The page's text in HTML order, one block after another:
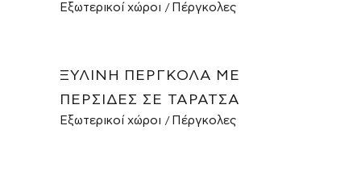
Εξωτερικοί χώροι Πέργκολες
ΞΎΛΙΝΗ ΠΈΡΓΚΟΛΑ ΜΕ
ΠΕΡΣΊΔΕΣ ΣΕ ΤΑΡΆΤΣΑ
Εξωτερικοί χώροι Πέργκολες